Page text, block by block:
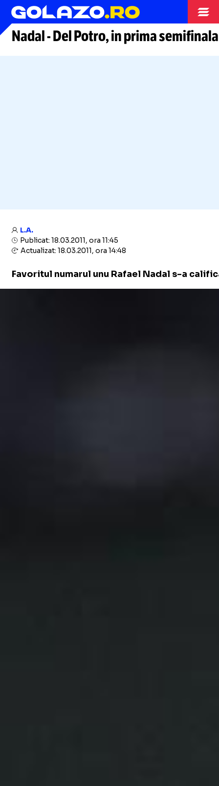
Tenis
Nadal-Del Potro, in prima
L.A.
Publicat: 18.03.2011, ora 11:45
Actualizat: 18.03.2011, ora 14:48
Favoritul numarul unu Rafael Nadal s-a